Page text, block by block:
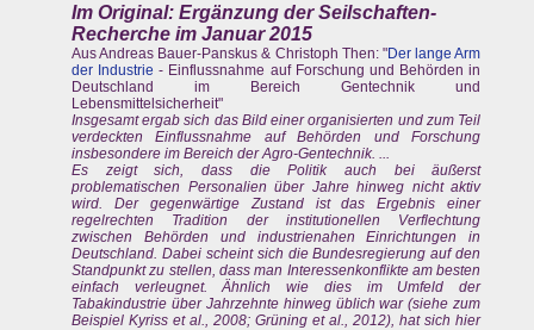
Im Original: Ergänzung der Seilschaften-
Recherche im Januar 2015
Aus Andreas Bauer-Panskus & Christoph Then: "Der lange Arm
der Industrie - Einflussnahme auf Forschung und Behörden in
Deutschland im Bereich Gentechnik und
Lebensmittelsicherheit"
Insgesamt ergab sich das Bild einer organisierten und zum Teil
verdeckten Einflussnahme auf Behörden und Forschung
insbesondere im Bereich der Agro-Gentechnik. ...
Es zeigt sich, dass die Politik auch bei äußerst
problematischen Personalien über Jahre hinweg nicht aktiv
wird. Der gegenwärtige Zustand ist das Ergebnis einer
regelrechten Tradition der institutionellen Verflechtung
zwischen Behörden und industrienahen Einrichtungen in
Deutschland. Dabei scheint sich die Bundesregierung auf den
Standpunkt zu stellen, dass man Interessenkonflikte am besten
einfach verleugnet. Ähnlich wie dies im Umfeld der
Tabakindustrie über Jahrzehnte hinweg üblich war (siehe zum
Beispiel Kyriss et al., 2008; Grüning et al., 2012), hat sich hier